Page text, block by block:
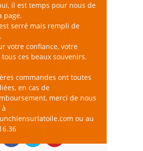
il est temps pour nous de
page.
serré mais rempli de
votre confiance, votre
ces beaux souvenirs.
commandes ont toutes
en cas de
merci de nous
ou au